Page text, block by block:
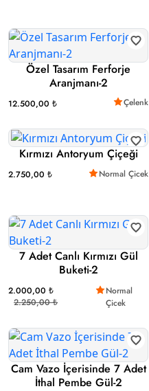
Özel Tasarım Ferforje
Aranjmanı-2
12.500,00 ₺ Çelenk
Kırmızı Antoryum Çiçeği
2.750,00 ₺ Normal Çicek
7 Adet Canlı Kırmızı Gül
Buketi-2
2.000,00 ₺
2.250,00 ₺
Normal
Çicek
Cam Vazo İçerisinde 7 Adet
İthal Pembe Gül-2